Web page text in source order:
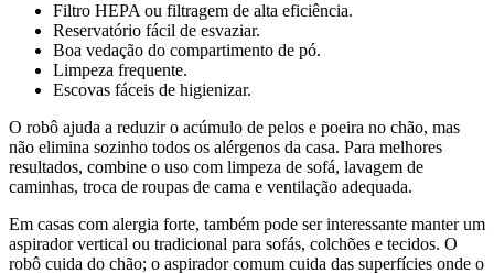
Filtro HEPA ou filtragem de alta eficiência.
Reservatório fácil de esvaziar.
Boa vedação do compartimento de pó.
Limpeza frequente.
Escovas fáceis de higienizar.
O robô ajuda a reduzir o acúmulo de pelos e poeira no chão, mas
não elimina sozinho todos os alérgenos da casa. Para melhores
resultados, combine o uso com limpeza de sofá, lavagem de
caminhas, troca de roupas de cama e ventilação adequada.
Em casas com alergia forte, também pode ser interessante manter um
aspirador vertical ou tradicional para sofás, colchões e tecidos. O
robô cuida do chão; o aspirador comum cuida das superfícies onde o